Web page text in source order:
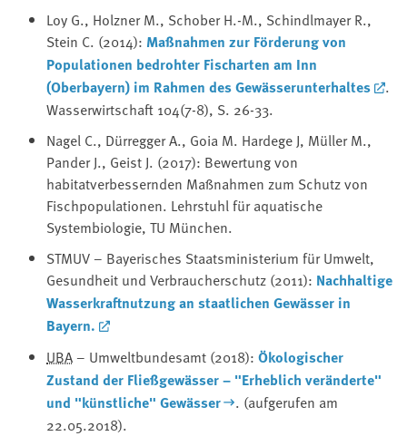
Loy G., Holzner M., Schober H.-M., Schindlmayer R.,
Stein C. (2014): Maßnahmen zur Förderung von
Populationen bedrohter Fischarten am Inn
(Oberbayern) im Rahmen des Gewässerunterhaltes
.
Wasserwirtschaft 104(7-8), S. 26-33.
Nagel C., Dürregger A., Goia M. Hardege J, Müller M.,
Pander J., Geist J. (2017): Bewertung von
habitatverbessernden Maßnahmen zum Schutz von
Fischpopulationen. Lehrstuhl für aquatische
Systembiologie, TU München.
STMUV – Bayerisches Staatsministerium für Umwelt,
Gesundheit und Verbraucherschutz (2011): Nachhaltige
Wasserkraftnutzung an staatlichen Gewässer in
Bayern.
UBA – Umweltbundesamt (2018):Ökologischer
Zustand der Fließgewässer – "Erheblich veränderte"
und "künstliche" Gewässer
. (aufgerufen am
22.05.2018).